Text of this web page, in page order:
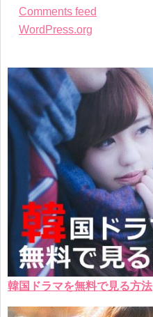
Comments feed
WordPress.org
韓国ドラマを無料で見る方法